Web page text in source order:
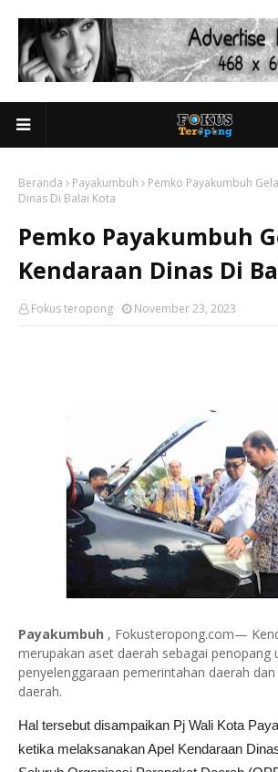
Beranda Payakumbuh
Pemko Payakumbuh
Dinas Di Balai Kota
Pemko Payakumbuh
Kendaraan Dinas Di
Fokus teropong November 23, 2023
Payakumbuh , Fokusteropong.com—
merupakan aset daerah sebagai penopang
penyelenggaraan pemerintahan daerah
daerah.
Hal tersebut disampaikan Pj Wali Kota
ketika melaksanakan Apel Kendaraan